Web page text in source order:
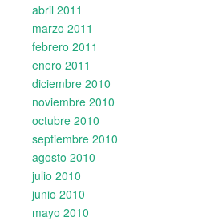
abril 2011
marzo 2011
febrero 2011
enero 2011
diciembre 2010
noviembre 2010
octubre 2010
septiembre 2010
agosto 2010
julio 2010
junio 2010
mayo 2010